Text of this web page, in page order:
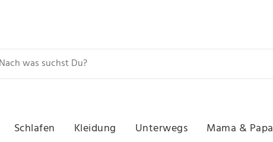
Schlafen Kleidung Unterwegs Mama & Papa